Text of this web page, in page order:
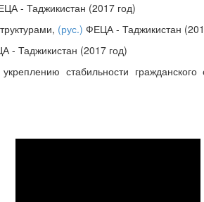
- Таджикистан (2017 год)
(рус.) ФЕЦА - Таджикистан
- Таджикистан (2017 год)
стабильности гражданского